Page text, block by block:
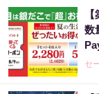
数
セ